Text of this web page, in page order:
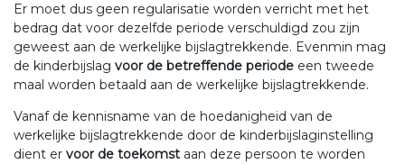
Er moet dus geen regularisatie worden verricht met het
bedrag dat voor dezelfde periode verschuldigd zou zijn
geweest aan de werkelijke bijslagtrekkende. Evenmin mag
de kinderbijslag voor de betreffende periode een tweede
maal worden betaald aan de werkelijke bijslagtrekkende.
Vanaf de kennisname van de hoedanigheid van de
werkelijke bijslagtrekkende door de kinderbijslaginstelling
dient er voor de toekomst aan deze persoon te worden